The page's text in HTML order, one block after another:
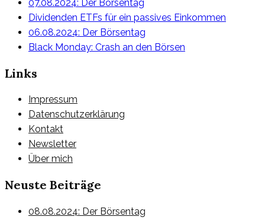
07.08.2024: Der Börsentag
Dividenden ETFs für ein passives Einkommen
06.08.2024: Der Börsentag
Black Monday: Crash an den Börsen
Links
Impressum
Datenschutzerklärung
Kontakt
Newsletter
Über mich
Neuste Beiträge
08.08.2024: Der Börsentag